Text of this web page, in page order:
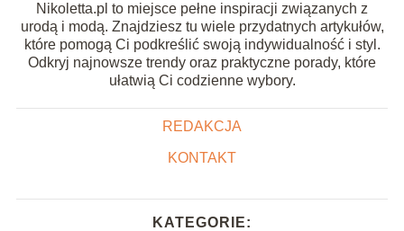
Nikoletta.pl to miejsce pełne inspiracji związanych z
urodą i modą. Znajdziesz tu wiele przydatnych artykułów,
które pomogą Ci podkreślić swoją indywidualność i styl.
Odkryj najnowsze trendy oraz praktyczne porady, które
ułatwią Ci codzienne wybory.
REDAKCJA
KONTAKT
KATEGORIE: